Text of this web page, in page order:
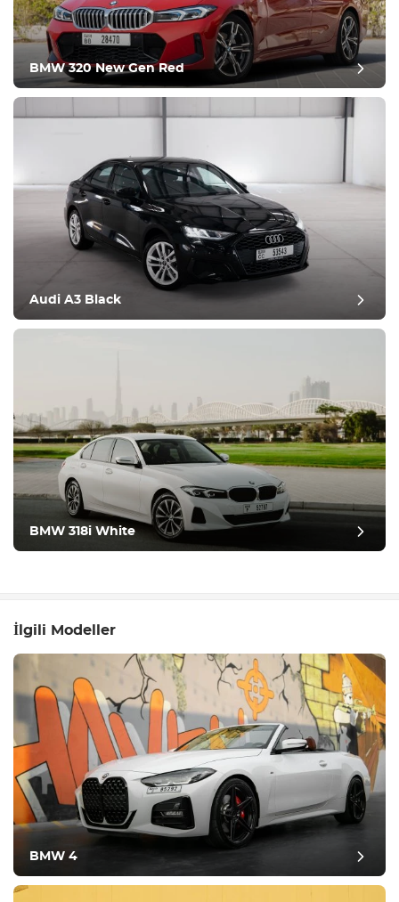
inceleme sonrası
BMW 320 New Gen Red
Audi A3 Black
BMW 318i White
İlgili Modeller
BMW 4